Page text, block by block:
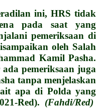
ini, HRS tidak
pada saat yang
pemeriksaan di
oleh Salah
Kamil Pasha.
pemeriksaan juga
tanpa menjelaskan
apa di Polda yang
Red). (Fahdi/Red)